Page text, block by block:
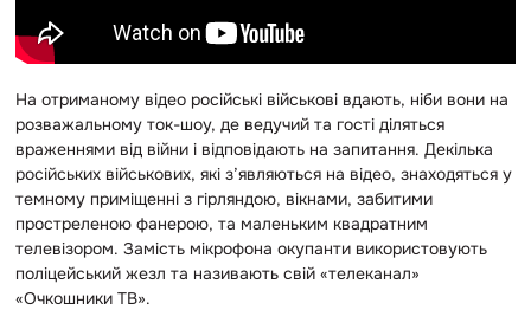
На отриманому відео російські військові вдають, ніби вони на
розважальному ток-шоу, де ведучий та гості діляться
враженнями від війни і відповідають на запитання. Декілька
російських військових, які з’являються на відео, знаходяться у
темному приміщенні з гірляндою, вікнами, забитими
простреленою фанерою, та маленьким квадратним
телевізором. Замість мікрофона окупанти використовують
поліцейський жезл та називають свій «телеканал»
«Очкошники ТВ».